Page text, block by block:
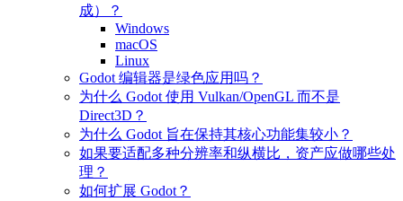
成）？
Windows
macOS
Linux
Godot 编辑器是绿色应用吗？
为什么 Godot 使用 Vulkan/OpenGL 而不是
Direct3D？
为什么 Godot 旨在保持其核心功能集较小？
如果要适配多种分辨率和纵横比，资产应做哪些处
理？
如何扩展 Godot？